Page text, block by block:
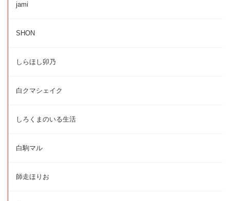
jami
SHON
しらほし卯乃
白クマシェイク
しろくまのいる生活
白駒マル
師走ほりお